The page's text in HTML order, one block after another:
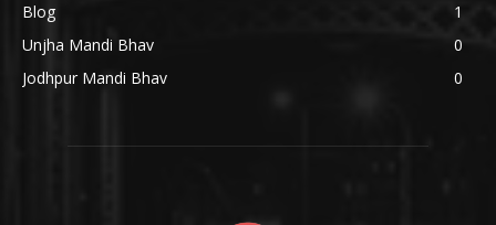
Blog
1
Unjha Mandi Bhav
0
Jodhpur Mandi Bhav
0